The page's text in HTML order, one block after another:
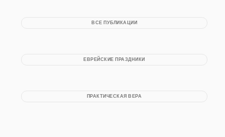
ВСЕ ПУБЛИКАЦИИ
ЕВРЕЙСКИЕ ПРАЗДНИКИ
ПРАКТИЧЕСКАЯ ВЕРА